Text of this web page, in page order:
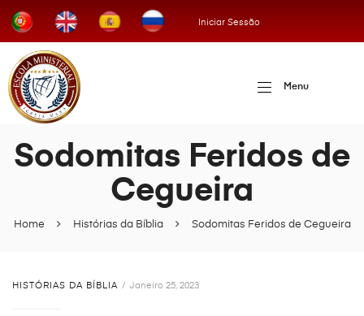
Iniciar Sessão
Menu
Home Histórias da Bíblia Sodomitas Feridos de Cegueira
Sodomitas Feridos de
Cegueira
HISTÓRIAS DA BÍBLIA Janeiro 25, 2023